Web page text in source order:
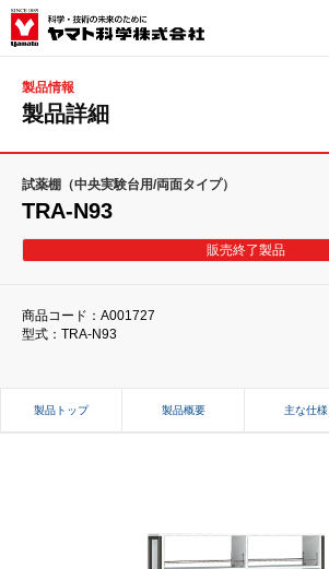
製品情報
製品詳細
試薬棚（中央実験台用/両面タイプ）
TRA-N93
販売終了製品
商品コード：A001727
型式：TRA-N93
製品トップ 製品概要 主な仕様